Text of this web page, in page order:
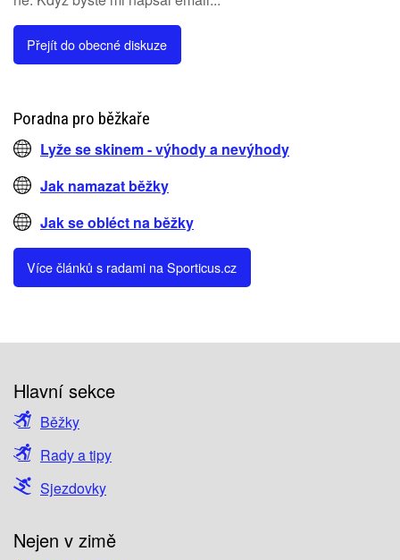
Přejít do obecné diskuze
Poradna pro běžkaře
Lyže se skinem - výhody a nevýhody
Jak namazat běžky
Jak se obléct na běžky
Více článků s radami na Sporticus.cz
Hlavní sekce
Běžky
Rady a tipy
Sjezdovky
Nejen v zimě